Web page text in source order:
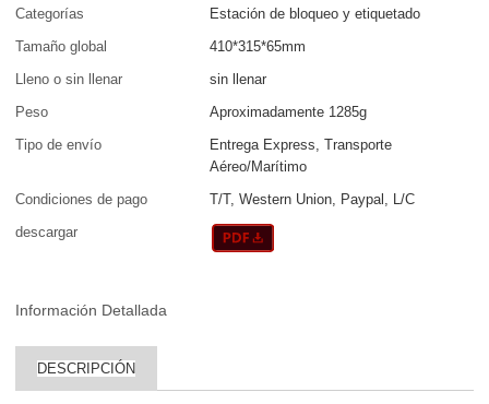
Categorías
Estación de bloqueo y etiquetado
Tamaño global
410*315*65mm
Lleno o sin llenar
sin llenar
Peso
Aproximadamente 1285g
Tipo de envío
Entrega Express, Transporte
Aéreo/Marítimo
Condiciones de pago
T/T, Western Union, Paypal, L/C
descargar
Información Detallada
DESCRIPCIÓN